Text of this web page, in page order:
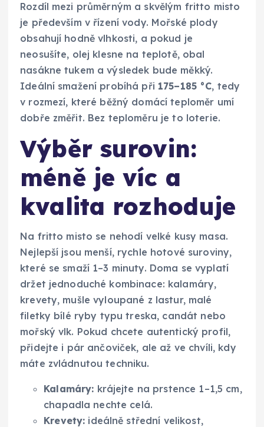
Rozdíl mezi průměrným a skvělým fritto misto
je především v řízení vody. Mořské plody
obsahují hodně vlhkosti, a pokud je
neosušíte, olej klesne na teplotě, obal
nasákne tukem a výsledek bude měkký.
Ideální smažení probíhá při 175–185 °C, tedy
v rozmezí, které běžný domácí teploměr umí
dobře změřit. Bez teploměru je to loterie.
Výběr surovin:
méně je víc a
kvalita rozhoduje
Na fritto misto se nehodí velké kusy masa.
Nejlepší jsou menší, rychle hotové suroviny,
které se smaží 1–3 minuty. Doma se vyplatí
držet jednoduché kombinace: kalamáry,
krevety, mušle vyloupané z lastur, malé
filetky bílé ryby typu treska, candát nebo
mořský vlk. Pokud chcete autentický profil,
přidejte i pár ančoviček, ale až ve chvíli, kdy
máte zvládnutou techniku.
Kalamáry: krájejte na prstence 1–1,5 cm,
chapadla nechte celá.
Krevety: ideálně střední velikost,